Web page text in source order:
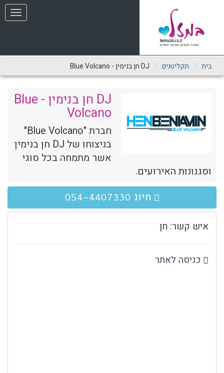
מַעֲרֶכֶת
בִּקְלִיק
תפריט
בית תקליטנים DJ חן בנימין - Blue Volcano
DJ חן בנימין - Blue
Volcano
חברת "Blue Volcano"
בניצוחו של DJ חן בנימין
אשר מתמחה בכל סוגי
וסגנונות האירועים.
חיוג 054-4407330
איש קשר: חן
כניסה לאתר